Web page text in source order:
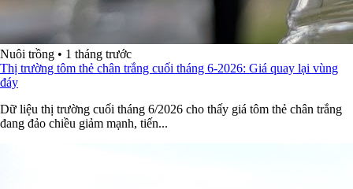
Nuôi trồng • 1 tháng trước
Thị trường tôm thẻ chân trắng cuối tháng 6-2026: Giá quay lại vùng
đáy
Dữ liệu thị trường cuối tháng 6/2026 cho thấy giá tôm thẻ chân trắng
đang đảo chiều giảm mạnh, tiến...